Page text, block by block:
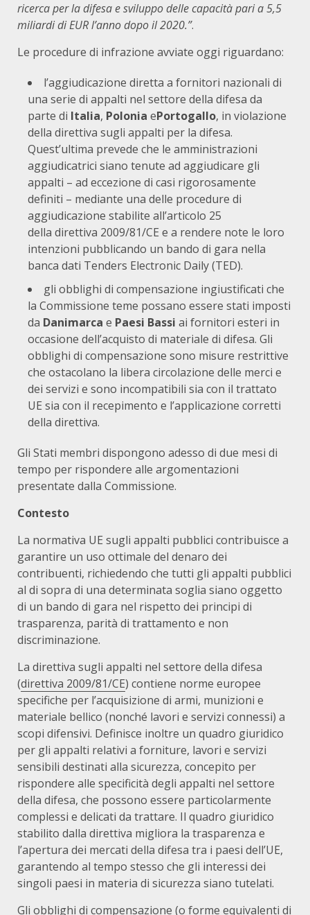
ricerca per la difesa e sviluppo delle capacità pari a 5,5
miliardi di EUR l’anno dopo il 2020.”.
Le procedure di infrazione avviate oggi riguardano:
l’aggiudicazione diretta a fornitori nazionali di
una serie di appalti nel settore della difesa da
parte di Italia, Polonia ePortogallo, in violazione
della direttiva sugli appalti per la difesa.
Quest’ultima prevede che le amministrazioni
aggiudicatrici siano tenute ad aggiudicare gli
appalti – ad eccezione di casi rigorosamente
definiti – mediante una delle procedure di
aggiudicazione stabilite all’articolo 25
della direttiva 2009/81/CE e a rendere note le loro
intenzioni pubblicando un bando di gara nella
banca dati Tenders Electronic Daily (TED).
gli obblighi di compensazione ingiustificati che
la Commissione teme possano essere stati imposti
da Danimarca e Paesi Bassi ai fornitori esteri in
occasione dell’acquisto di materiale di difesa. Gli
obblighi di compensazione sono misure restrittive
che ostacolano la libera circolazione delle merci e
dei servizi e sono incompatibili sia con il trattato
UE sia con il recepimento e l’applicazione corretti
della direttiva.
Gli Stati membri dispongono adesso di due mesi di
tempo per rispondere alle argomentazioni
presentate dalla Commissione.
Contesto
La normativa UE sugli appalti pubblici contribuisce a
garantire un uso ottimale del denaro dei
contribuenti, richiedendo che tutti gli appalti pubblici
al di sopra di una determinata soglia siano oggetto
di un bando di gara nel rispetto dei principi di
trasparenza, parità di trattamento e non
discriminazione.
La direttiva sugli appalti nel settore della difesa
(direttiva 2009/81/CE) contiene norme europee
specifiche per l’acquisizione di armi, munizioni e
materiale bellico (nonché lavori e servizi connessi) a
scopi difensivi. Definisce inoltre un quadro giuridico
per gli appalti relativi a forniture, lavori e servizi
sensibili destinati alla sicurezza, concepito per
rispondere alle specificità degli appalti nel settore
della difesa, che possono essere particolarmente
complessi e delicati da trattare. Il quadro giuridico
stabilito dalla direttiva migliora la trasparenza e
l’apertura dei mercati della difesa tra i paesi dell’UE,
garantendo al tempo stesso che gli interessi dei
singoli paesi in materia di sicurezza siano tutelati.
Gli obblighi di compensazione (o forme equivalenti di